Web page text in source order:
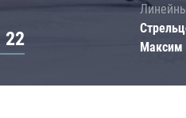
22
Максим